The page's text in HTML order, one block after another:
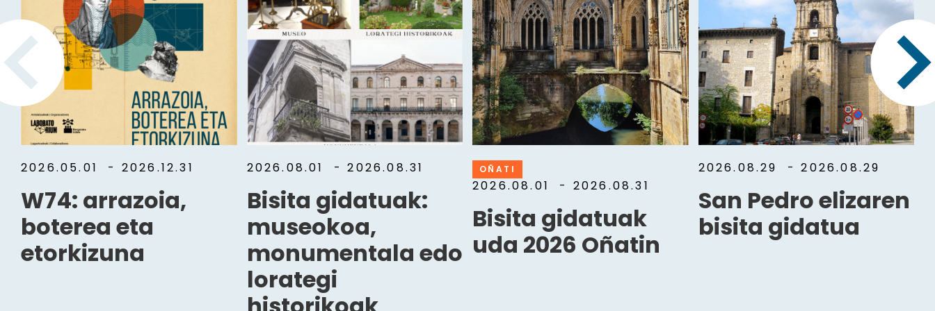
2026.05.01 - 2026.12.31
W74: arrazoia,
boterea eta
etorkizuna
2026.08.01 - 2026.08.31
Bisita gidatuak:
museokoa,
monumentala edo
lorategi
OÑATI
2026.08.01 - 2026.08.31
Bisita gidatuak
uda 2026 Oñatin
2026.08.29 - 2026.08.29
San Pedro elizaren
bisita gidatua